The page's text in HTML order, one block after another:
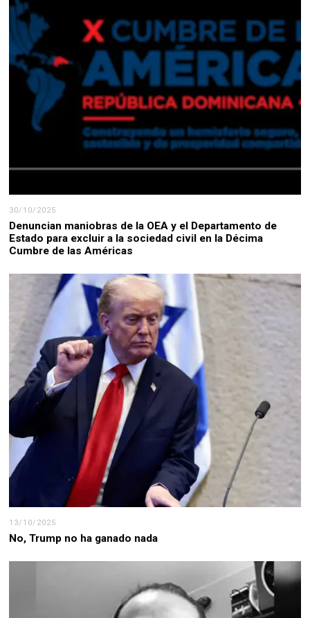
30/10/2025
Denuncian maniobras de la OEA y el Departamento de
Estado para excluir a la sociedad civil en la Décima
Cumbre de las Américas
13/10/2025
No, Trump no ha ganado nada